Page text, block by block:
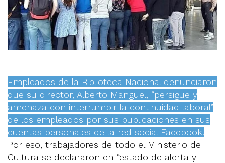
Empleados de la Biblioteca Nacional denunciaron
que su director, Alberto Manguel, “persigue y
amenaza con interrumpir la continuidad laboral”
de los empleados por sus publicaciones en sus
cuentas personales de la red social Facebook.
Por eso, trabajadores de todo el Ministerio de
Cultura se declararon en “estado de alerta y